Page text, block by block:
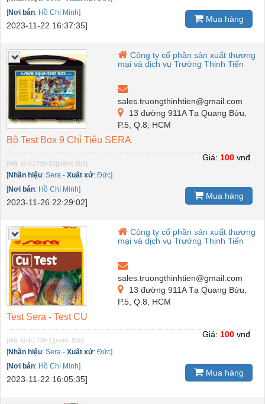
[Nơi bán: Hồ Chí Minh]
2023-11-22 16:37:35]
Mua hàng
Công ty cổ phần sản xuất thương
mại và dịch vụ Trường Thịnh Tiến
sales.truongthinhtien@gmail.com
13 đường 911A Tạ Quang Bửu,
P.5, Q.8, HCM
Bộ Test Box 9 Chỉ Tiêu SERA
[Mã: G-61738-10][xem: 854]
[Nhãn hiệu: Sera - Xuất xứ: Đức]
[Nơi bán: Hồ Chí Minh]
2023-11-26 22:29:02]
Giá: 100 vnđ
Mua hàng
Công ty cổ phần sản xuất thương
mại và dịch vụ Trường Thịnh Tiến
sales.truongthinhtien@gmail.com
13 đường 911A Tạ Quang Bửu,
P.5, Q.8, HCM
Test Sera - Test CU
[Mã: G-61738-1][xem: 850]
[Nhãn hiệu: Sera - Xuất xứ: Đức]
[Nơi bán: Hồ Chí Minh]
2023-11-22 16:05:35]
Giá: 100 vnđ
Mua hàng